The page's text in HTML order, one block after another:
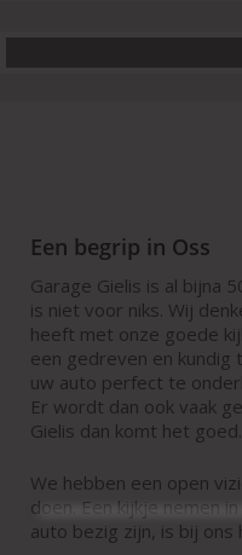
Een begrip in Oss
Garage Gielis is al bijna
is niet voor niks. Wij
heeft met onze goede
een gedreven en kundig
uw auto perfect te
Er wordt dan ook vaak
Gielis dan komt het
We hebben een open
doen. Een kijkje nemen
auto bezig zijn, is bij ons